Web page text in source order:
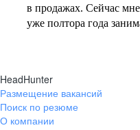
в продажах. Сейчас
уже полтора года
образование. Молодежь
задаёт тренды и меняет
труда, и горжусь тем,
HeadHunter
Размещение вакансий
Поиск по резюме
О компании